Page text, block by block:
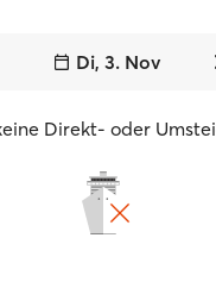
Di, 3. Nov
Direkt- oder